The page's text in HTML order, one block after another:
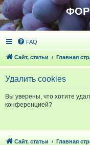
FAQ
Сайт, статьи Главная
Удалить cookies
Вы уверены, что хотите
конференцией?
Сайт, статьи Главная